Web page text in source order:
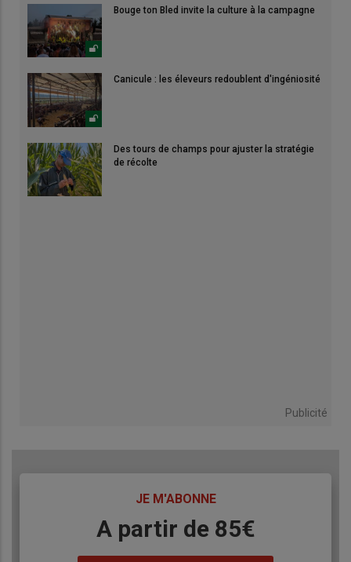
Bouge ton Bled invite la culture à la campagne
Canicule : les éleveurs redoublent d'ingéniosité
Des tours de champs pour ajuster la stratégie
de récolte
Publicité
JE M'ABONNE
A partir de 85€